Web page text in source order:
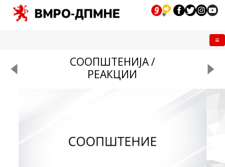
СООПШТЕНИЈА /
РЕАКЦИИ